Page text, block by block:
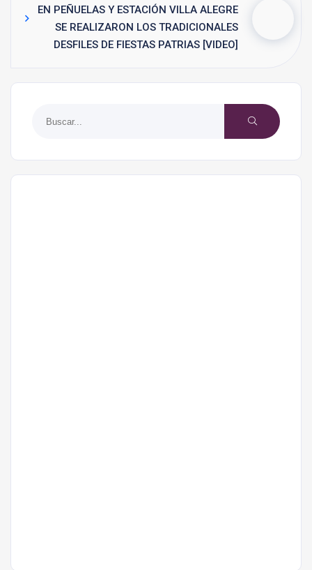
EN PEÑUELAS Y ESTACIÓN VILLA ALEGRE
SE REALIZARON LOS TRADICIONALES
DESFILES DE FIESTAS PATRIAS [VIDEO]